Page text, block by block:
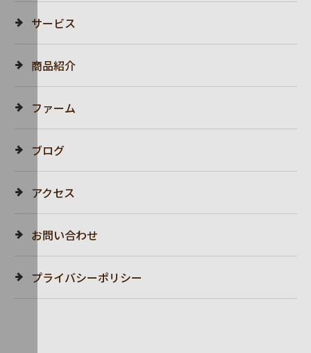
サービス
商品紹介
ファーム
ブログ
アクセス
お問い合わせ
プライバシーポリシー